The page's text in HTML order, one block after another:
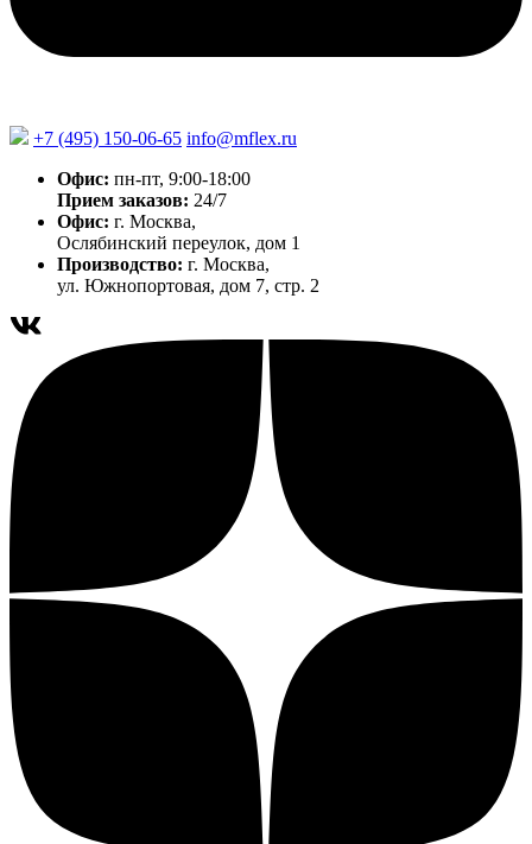
+7 (495) 150-06-65 info@mflex.ru
Офис: пн-пт, 9:00-18:00
Прием заказов: 24/7
Офис: г. Москва,
Ослябинский переулок, дом 1
Производство: г. Москва,
ул. Южнопортовая, дом 7, стр. 2